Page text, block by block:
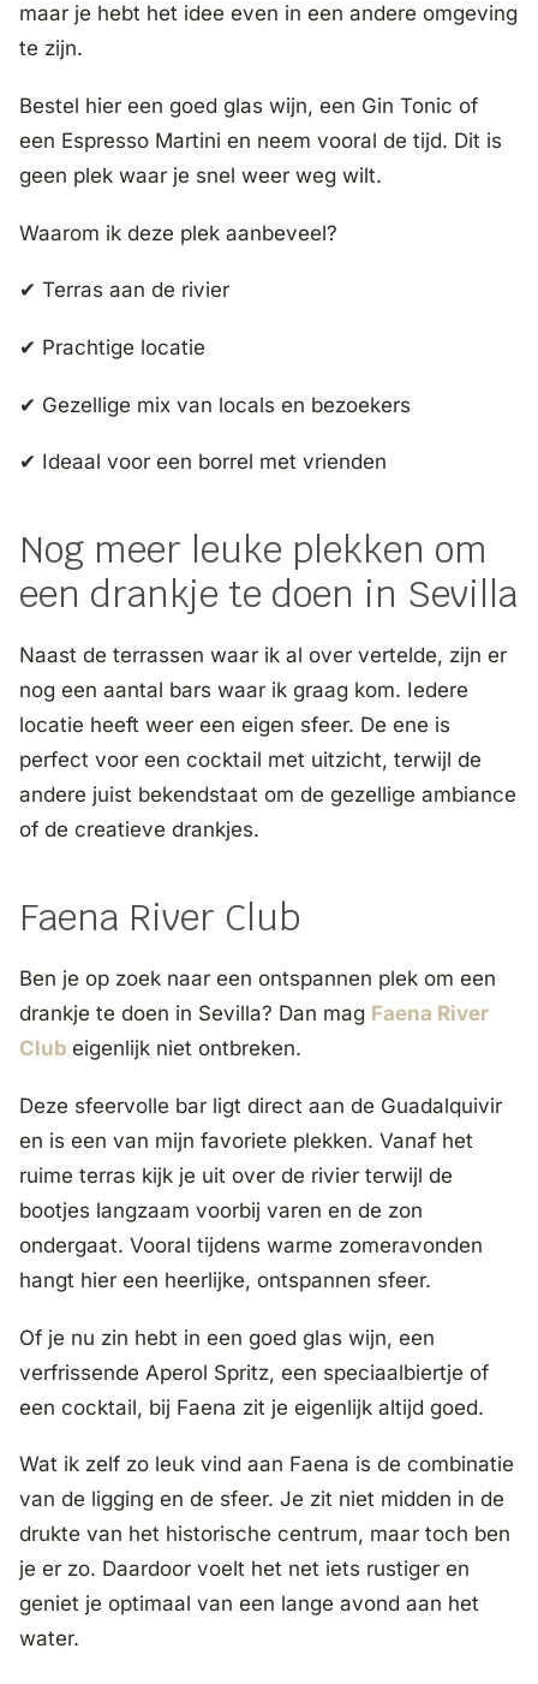
maar je hebt het idee even in een andere omgeving
te zijn.
Bestel hier een goed glas wijn, een Gin Tonic of
een Espresso Martini en neem vooral de tijd. Dit is
geen plek waar je snel weer weg wilt.
Waarom ik deze plek aanbeveel?
✔ Terras aan de rivier
✔ Prachtige locatie
✔ Gezellige mix van locals en bezoekers
✔ Ideaal voor een borrel met vrienden
Nog meer leuke plekken om
een drankje te doen in Sevilla
Naast de terrassen waar ik al over vertelde, zijn er
nog een aantal bars waar ik graag kom. Iedere
locatie heeft weer een eigen sfeer. De ene is
perfect voor een cocktail met uitzicht, terwijl de
andere juist bekendstaat om de gezellige ambiance
of de creatieve drankjes.
Faena River Club
Ben je op zoek naar een ontspannen plek om een
drankje te doen in Sevilla? Dan mag Faena River
Club eigenlijk niet ontbreken.
Deze sfeervolle bar ligt direct aan de Guadalquivir
en is een van mijn favoriete plekken. Vanaf het
ruime terras kijk je uit over de rivier terwijl de
bootjes langzaam voorbij varen en de zon
ondergaat. Vooral tijdens warme zomeravonden
hangt hier een heerlijke, ontspannen sfeer.
Of je nu zin hebt in een goed glas wijn, een
verfrissende Aperol Spritz, een speciaalbiertje of
een cocktail, bij Faena zit je eigenlijk altijd goed.
Wat ik zelf zo leuk vind aan Faena is de combinatie
van de ligging en de sfeer. Je zit niet midden in de
drukte van het historische centrum, maar toch ben
je er zo. Daardoor voelt het net iets rustiger en
geniet je optimaal van een lange avond aan het
water.